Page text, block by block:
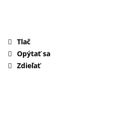
Tlač
Opýtať sa
Zdieľať